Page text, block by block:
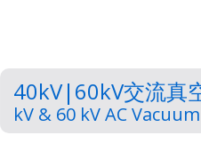
40kV|60kV交流真
kV & 60 kV AC